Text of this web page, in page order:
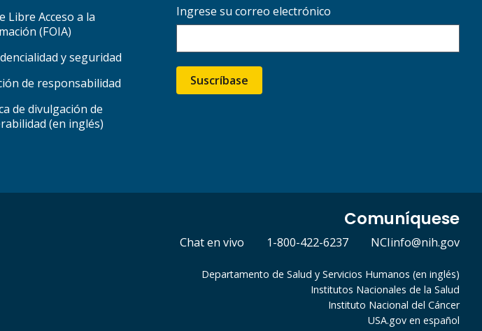
Libre Acceso a la
(FOIA)
y seguridad
de responsabilidad
de divulgación de
(en inglés)
Ingrese su correo electrónico
Suscríbase
Comuníquese
Chat en vivo 1-800-422-6237 NCIinfo@nih.gov
Departamento de Salud y Servicios Humanos (en inglés)
Institutos Nacionales de la Salud
Instituto Nacional del Cáncer
USA.gov en español